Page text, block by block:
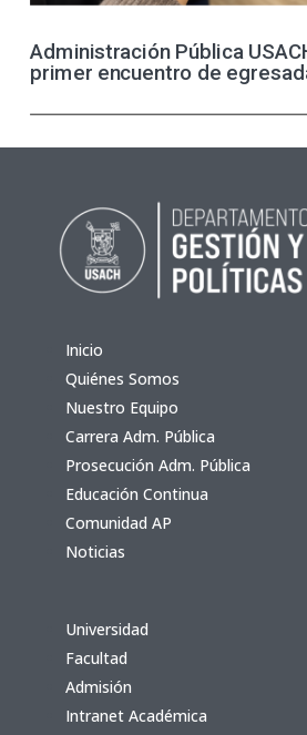
Administración Pública
primer encuentro de
Inicio
Quiénes Somos
Nuestro Equipo
Carrera Adm. Pública
Prosecución Adm. Pública
Educación Continua
Comunidad AP
Noticias
Universidad
Facultad
Admisión
Intranet Académica